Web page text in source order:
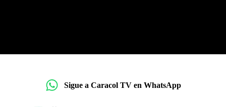
Sigue a Caracol TV en WhatsApp